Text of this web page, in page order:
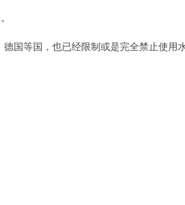
等国，也已经限制或是完全禁止使用